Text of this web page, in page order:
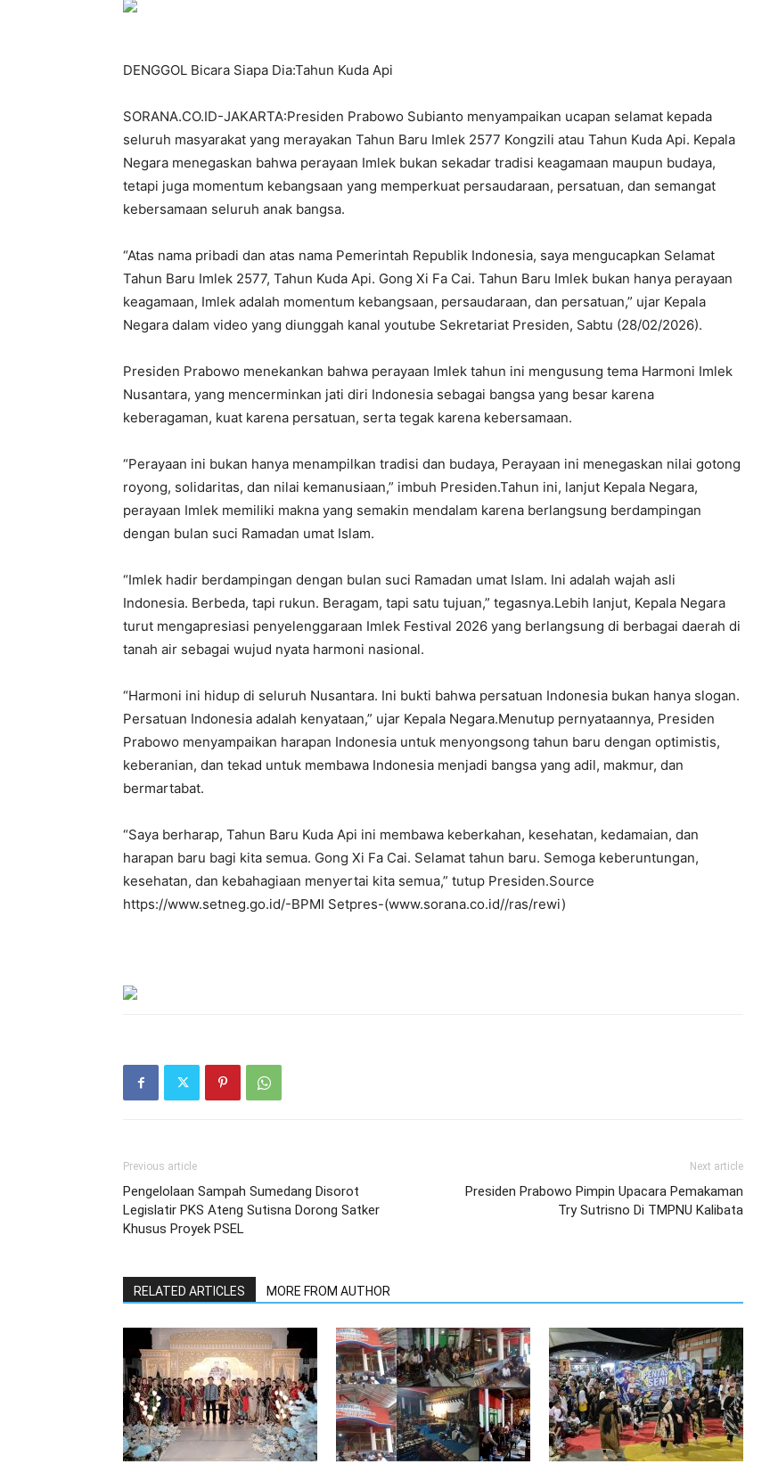
DENGGOL Bicara Siapa Dia:Tahun Kuda Api
SORANA.CO.ID-JAKARTA:Presiden Prabowo Subianto menyampaikan ucapan selamat kepada
seluruh masyarakat yang merayakan Tahun Baru Imlek 2577 Kongzili atau Tahun Kuda Api. Kepala
Negara menegaskan bahwa perayaan Imlek bukan sekadar tradisi keagamaan maupun budaya,
tetapi juga momentum kebangsaan yang memperkuat persaudaraan, persatuan, dan semangat
kebersamaan seluruh anak bangsa.
“Atas nama pribadi dan atas nama Pemerintah Republik Indonesia, saya mengucapkan Selamat
Tahun Baru Imlek 2577, Tahun Kuda Api. Gong Xi Fa Cai. Tahun Baru Imlek bukan hanya perayaan
keagamaan, Imlek adalah momentum kebangsaan, persaudaraan, dan persatuan,” ujar Kepala
Negara dalam video yang diunggah kanal youtube Sekretariat Presiden, Sabtu (28/02/2026).
Presiden Prabowo menekankan bahwa perayaan Imlek tahun ini mengusung tema Harmoni Imlek
Nusantara, yang mencerminkan jati diri Indonesia sebagai bangsa yang besar karena
keberagaman, kuat karena persatuan, serta tegak karena kebersamaan.
“Perayaan ini bukan hanya menampilkan tradisi dan budaya, Perayaan ini menegaskan nilai gotong
royong, solidaritas, dan nilai kemanusiaan,” imbuh Presiden.Tahun ini, lanjut Kepala Negara,
perayaan Imlek memiliki makna yang semakin mendalam karena berlangsung berdampingan
dengan bulan suci Ramadan umat Islam.
“Imlek hadir berdampingan dengan bulan suci Ramadan umat Islam. Ini adalah wajah asli
Indonesia. Berbeda, tapi rukun. Beragam, tapi satu tujuan,” tegasnya.Lebih lanjut, Kepala Negara
turut mengapresiasi penyelenggaraan Imlek Festival 2026 yang berlangsung di berbagai daerah di
tanah air sebagai wujud nyata harmoni nasional.
“Harmoni ini hidup di seluruh Nusantara. Ini bukti bahwa persatuan Indonesia bukan hanya slogan.
Persatuan Indonesia adalah kenyataan,” ujar Kepala Negara.Menutup pernyataannya, Presiden
Prabowo menyampaikan harapan Indonesia untuk menyongsong tahun baru dengan optimistis,
keberanian, dan tekad untuk membawa Indonesia menjadi bangsa yang adil, makmur, dan
bermartabat.
“Saya berharap, Tahun Baru Kuda Api ini membawa keberkahan, kesehatan, kedamaian, dan
harapan baru bagi kita semua. Gong Xi Fa Cai. Selamat tahun baru. Semoga keberuntungan,
kesehatan, dan kebahagiaan menyertai kita semua,” tutup Presiden.Source
https://www.setneg.go.id/-BPMI Setpres-(www.sorana.co.id//ras/rewi)
Previous article
Pengelolaan Sampah Sumedang Disorot
Legislatir PKS Ateng Sutisna Dorong Satker
Khusus Proyek PSEL
Next article
Presiden Prabowo Pimpin Upacara Pemakaman
Try Sutrisno Di TMPNU Kalibata
RELATED ARTICLES MORE FROM AUTHOR